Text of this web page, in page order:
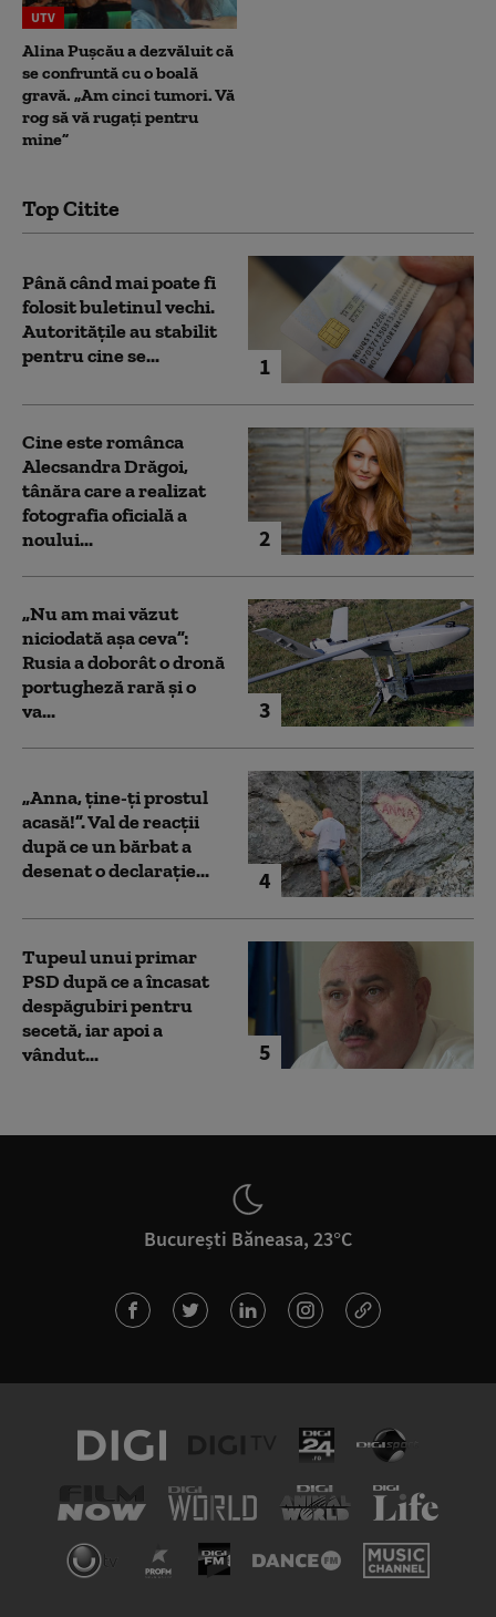
UTV
Alina Pușcău a dezvăluit că
se confruntă cu o boală
gravă. „Am cinci tumori. Vă
rog să vă rugați pentru
mine”
Top Citite
1
Până când mai poate fi
folosit buletinul vechi.
Autoritățile au stabilit
pentru cine se...
2
Cine este românca
Alecsandra Drăgoi,
tânăra care a realizat
fotografia oficială a
noului...
3
„Nu am mai văzut
niciodată așa ceva”:
Rusia a doborât o dronă
portugheză rară și o
va...
4
„Anna, ţine-ţi prostul
acasă!”. Val de reacții
după ce un bărbat a
desenat o declarație...
5
Tupeul unui primar
PSD după ce a încasat
despăgubiri pentru
secetă, iar apoi a
vândut...
București Băneasa, 23°C